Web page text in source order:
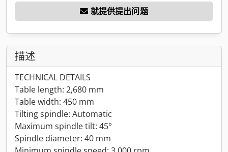
就提供提出问题
描述
TECHNICAL DETAILS
Table length: 2,680 mm
Table width: 450 mm
Tilting spindle: Automatic
Maximum spindle tilt: 45°
Spindle diameter: 40 mm